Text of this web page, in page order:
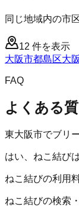
同じ地域内の市
12 件を表示
大阪市都島区大
FAQ
よくある
東大阪市でブリ
はい、ねこ結び
ねこ結びの利用
ねこ結びの検索